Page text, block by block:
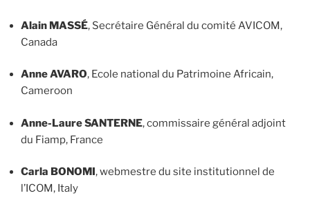
Alain MASSÉ, Secrétaire Général du comité AVICOM,
Canada
Anne AVARO, Ecole national du Patrimoine Africain,
Cameroon
Anne-Laure SANTERNE, commissaire général adjoint
du Fiamp, France
Carla BONOMI, webmestre du site institutionnel de
l’ICOM, Italy